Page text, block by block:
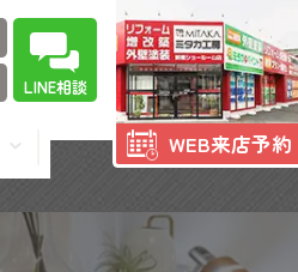
LINE相談
WEB来店予約